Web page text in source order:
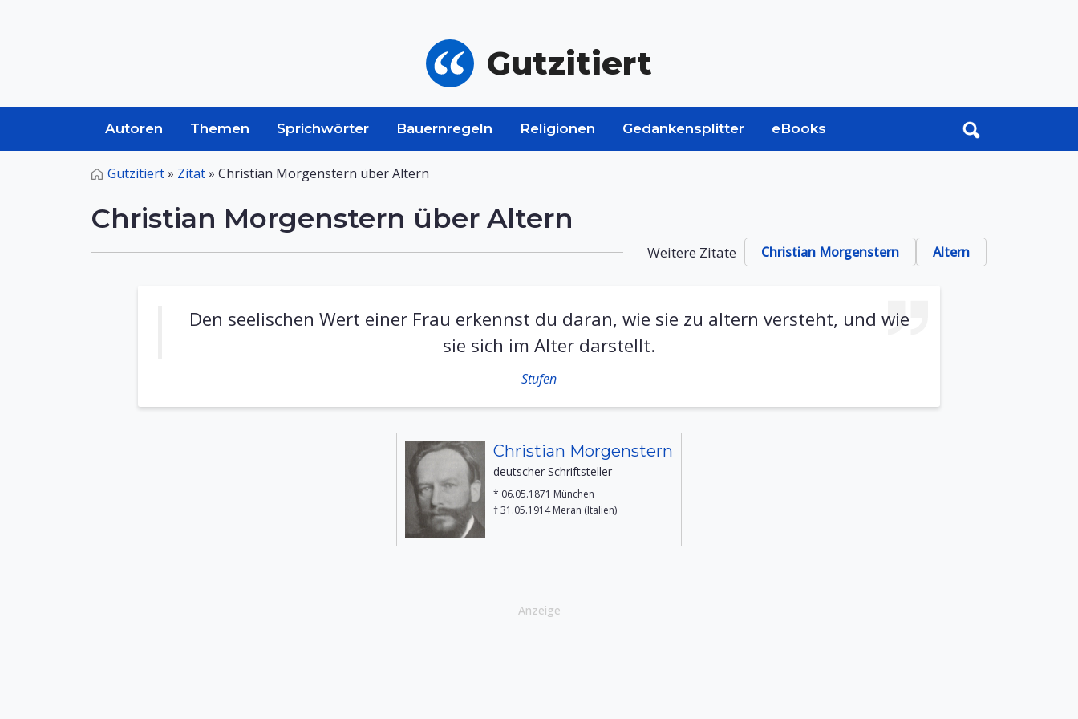
Gutzitiert
Autoren Themen Sprichwörter Bauernregeln Religionen Gedankensplitter eBooks
Gutzitiert» Zitat» Christian Morgenstern über Altern
Christian Morgenstern über Altern
Weitere Zitate Christian Morgenstern Altern
Den seelischen Wert einer Frau erkennst du daran, wie sie zu altern versteht, und wie
sie sich im Alter darstellt.
Stufen
Christian Morgenstern
deutscher Schriftsteller
* 06.05.1871 München
† 31.05.1914 Meran (Italien)
Anzeige